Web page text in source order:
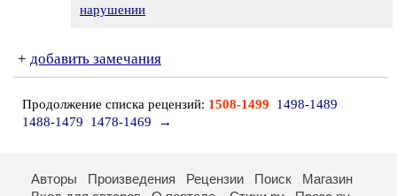
нарушении
+ добавить замечания
Продолжение списка рецензий: 1508-1499
1498-1489
1488-1479
1478-1469 →
Авторы Произведения Рецензии Поиск
Магазин